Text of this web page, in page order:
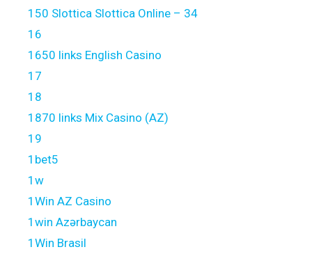
150 Slottica Slottica Online – 34
16
1650 links English Casino
17
18
1870 links Mix Casino (AZ)
19
1bet5
1w
1Win AZ Casino
1win Azərbaycan
1Win Brasil